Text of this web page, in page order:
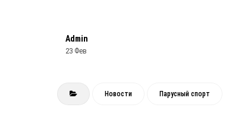
Admin
23 Фев
Новости Парусный спорт